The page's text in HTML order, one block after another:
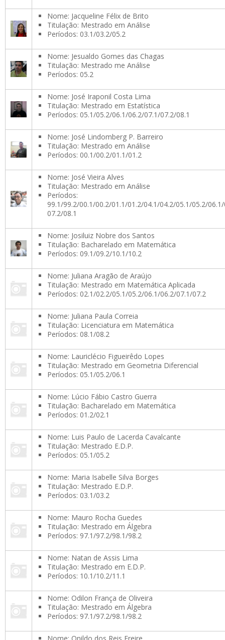
Nome: Jacqueline Félix de Brito
Titulação: Mestrado em Análise
Períodos: 03.1/03.2/05.2
Nome: Jesualdo Gomes das Chagas
Titulação: Mestrado me Análise
Períodos: 05.2
Nome: José Iraponil Costa Lima
Titulação: Mestrado em Estatística
Períodos: 05.1/05.2/06.1/06.2/07.1/07.2/08.1
Nome: José Lindomberg P. Barreiro
Titulação: Mestrado em Análise
Períodos: 00.1/00.2/01.1/01.2
Nome: José Vieira Alves
Titulação: Mestrado em Análise
Períodos:
99.1/99.2/00.1/00.2/01.1/01.2/04.1/04.2/05.1/05.2/
07.2/08.1
Nome: Josiluiz Nobre dos Santos
Titulação: Bacharelado em Matemática
Períodos: 09.1/09.2/10.1/10.2
Nome: Juliana Aragão de Araújo
Titulação: Mestrado em Matemática Aplicada
Períodos: 02.1/02.2/05.1/05.2/06.1/06.2/07.1/07.2
Nome: Juliana Paula Correia
Titulação: Licenciatura em Matemática
Períodos: 08.1/08.2
Nome: Lauriclécio Figueirêdo Lopes
Titulação: Mestrado em Geometria Diferencial
Períodos: 05.1/05.2/06.1
Nome: Lúcio Fábio Castro Guerra
Titulação: Bacharelado em Matemática
Períodos: 01.2/02.1
Nome: Luis Paulo de Lacerda Cavalcante
Titulação: Mestrado E.D.P.
Períodos: 05.1/05.2
Nome: Maria Isabelle Silva Borges
Titulação: Mestrado E.D.P.
Períodos: 03.1/03.2
Nome: Mauro Rocha Guedes
Titulação: Mestrado em Álgebra
Períodos: 97.1/97.2/98.1/98.2
Nome: Natan de Assis Lima
Titulação: Mestrado em E.D.P.
Períodos: 10.1/10.2/11.1
Nome: Odilon França de Oliveira
Titulação: Mestrado em Álgebra
Períodos: 97.1/97.2/98.1/98.2